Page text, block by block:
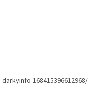
168415396612968/